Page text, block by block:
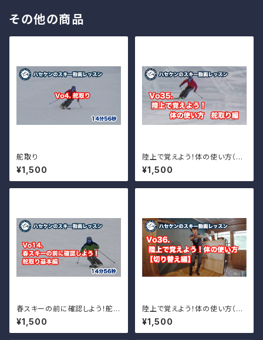
その他の商品
舵取り
¥1,500
陸上で覚えよう！体の使い方（舵
取り編）Vo.35
¥1,500
春スキーの前に確認しよう！舵取
り
¥1,500
陸上で覚えよう！体の使い方（切
り替え編）Vo.36
¥1,500